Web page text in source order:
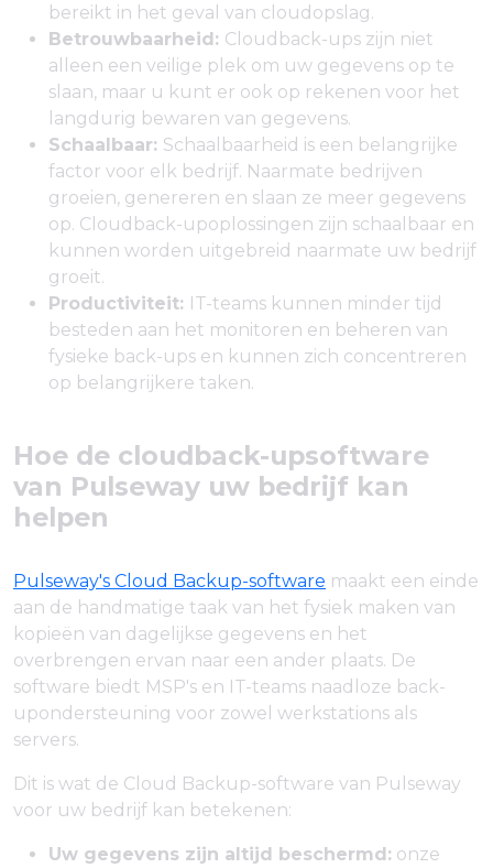
bereikt in het geval van cloudopslag.
Betrouwbaarheid: Cloudback-ups zijn niet
alleen een veilige plek om uw gegevens op te
slaan, maar u kunt er ook op rekenen voor het
langdurig bewaren van gegevens.
Schaalbaar: Schaalbaarheid is een belangrijke
factor voor elk bedrijf. Naarmate bedrijven
groeien, genereren en slaan ze meer gegevens
op. Cloudback-upoplossingen zijn schaalbaar en
kunnen worden uitgebreid naarmate uw bedrijf
groeit.
Productiviteit:
IT-teams kunnen minder tijd
besteden aan het monitoren en beheren van
fysieke back-ups en kunnen zich concentreren
op belangrijkere taken.
Hoe de cloudback-upsoftware
van Pulseway uw bedrijf kan
helpen
Pulseway's Cloud Backup-software maakt een einde
aan de handmatige taak van het fysiek maken van
kopieën van dagelijkse gegevens en het
overbrengen ervan naar een ander plaats. De
software biedt MSP's en IT-teams naadloze back-
upondersteuning voor zowel werkstations als
servers.
Dit is wat de Cloud Backup-software van Pulseway
voor uw bedrijf kan betekenen:
Uw gegevens zijn altijd beschermd: onze